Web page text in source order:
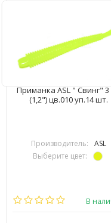
Приманка ASL " Свинг" 3
(1,2") цв.010 уп.14 шт.
Производитель:
ASL
Выберите цвет:
В